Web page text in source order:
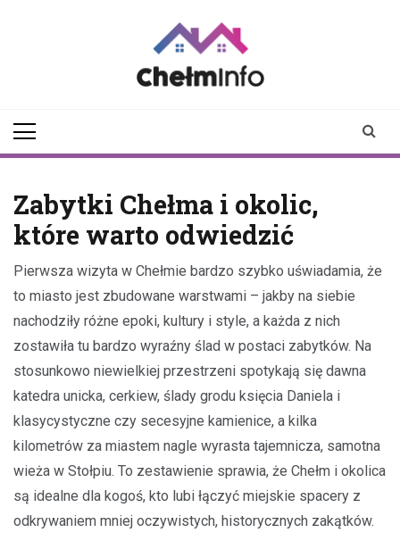
Zabytki Chełma i okolic,
które warto odwiedzić
Pierwsza wizyta w Chełmie bardzo szybko uświadamia, że
to miasto jest zbudowane warstwami – jakby na siebie
nachodziły różne epoki, kultury i style, a każda z nich
zostawiła tu bardzo wyraźny ślad w postaci zabytków. Na
stosunkowo niewielkiej przestrzeni spotykają się dawna
katedra unicka, cerkiew, ślady grodu księcia Daniela i
klasycystyczne czy secesyjne kamienice, a kilka
kilometrów za miastem nagle wyrasta tajemnicza, samotna
wieża w Stołpiu. To zestawienie sprawia, że Chełm i okolica
są idealne dla kogoś, kto lubi łączyć miejskie spacery z
odkrywaniem mniej oczywistych, historycznych zakątków.